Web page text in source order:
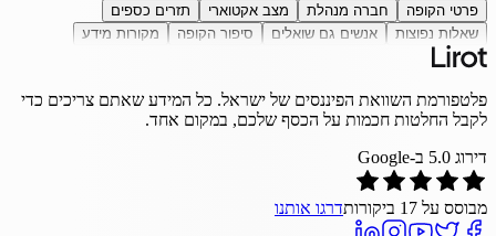
פרטי הקופה
חברה מנהלת מצב אקטוארי
תזרים כספים
שאלות נפוצות
אנשים גם שואלים סיפור הקופה מקורות מידע
פלטפורמת השוואת הפיננסים של ישראל. כל המידע שאתם צריכים כדי
לקבל החלטות חכמות על הכסף שלכם, במקום אחד.
דירוג 5.0 ב-Google
מבוסס על 17 ביקורותדרגו אותנו